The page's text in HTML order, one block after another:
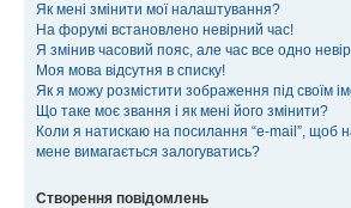
Як мені змінити мої налаштування?
На форумі встановлено невірний час!
Я змінив часовий пояс, але час все одно
Моя мова відсутня в списку!
Як я можу розмістити зображення під своїм
Що таке моє звання і як мені його змінити?
Коли я натискаю на посилання “e-mail”, щоб
мене вимагається залогуватись?
Створення повідомлень